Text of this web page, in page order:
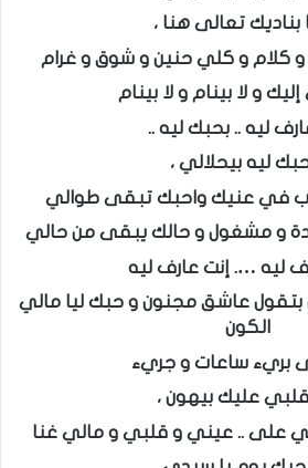
بناديك تعالى هنا ،
كلام و كلي حنين و شوق و غرام
و لا بينام و لا بينام
ليه .. بحبك ليه ..
ليه بيحلالي ،
في عنيك واحبك تبقى طوالي
و مشغول و حالك يبقى من حالي
ليه …. إنت عارف ليه
بتقول عاشق مجنون و حبك ليا مالي
الكون
بريء ساعات و جريء
قلبي عليك بيهون ،
على .. عيني و قلبي و مالي غنا